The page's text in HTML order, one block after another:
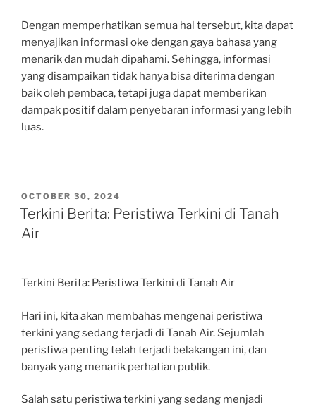
Dengan memperhatikan semua hal tersebut, kita dapat
menyajikan informasi oke dengan gaya bahasa yang
menarik dan mudah dipahami. Sehingga, informasi
yang disampaikan tidak hanya bisa diterima dengan
baik oleh pembaca, tetapi juga dapat memberikan
dampak positif dalam penyebaran informasi yang lebih
luas.
POSTED
ON
OCTOBER 30, 2024
Terkini Berita: Peristiwa Terkini di Tanah
Air
Terkini Berita: Peristiwa Terkini di Tanah Air
Hari ini, kita akan membahas mengenai peristiwa
terkini yang sedang terjadi di Tanah Air. Sejumlah
peristiwa penting telah terjadi belakangan ini, dan
banyak yang menarik perhatian publik.
Salah satu peristiwa terkini yang sedang menjadi